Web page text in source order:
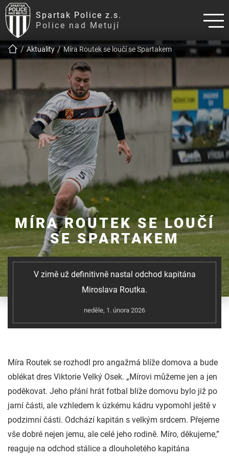
Spartak Police z.s.
Police nad Metují
!!!BREADCRUMB!!!
Aktuality Míra Routek se loučí se Spartakem
MÍRA ROUTEK SE LOUČÍ
SE SPARTAKEM
V zimě už definitivně nastal odchod kapitána
Miroslava Routka.
neděle, 1. února 2026
Míra Routek se rozhodl pro angažmá blíže domova a bude
oblékat dres Viktorie Velký Osek. „Mírovi můžeme jen a jen
poděkovat. Jeho přání hrát fotbal blíže domovu bylo již po
jarní části, ale vzhledem k úzkému kádru vypomohl ještě v
podzimní části. Odchází kapitán s velkým srdcem. Přejeme
vše dobré nejen jemu, ale celé jeho rodině. Míro, děkujeme,”
reaguje na odchod stálice a dlouholetého kapitána